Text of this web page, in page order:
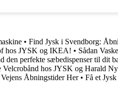
• Find Jysk i Svendborg:
hos JYSK og IKEA! • Sådan
den perfekte sæbedispenser til dit
Velcrobånd hos JYSK og Harald
Åbningstider Her• Få et